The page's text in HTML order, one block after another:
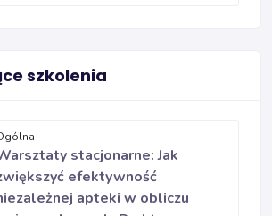
szkolenia
stacjonarne: Jak
efektywność
apteki w obliczu